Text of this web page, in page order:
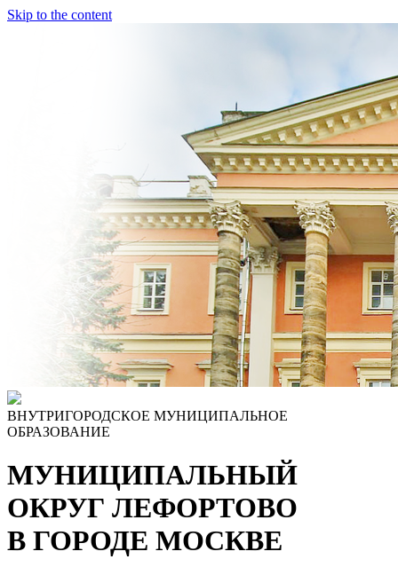
Skip to the content
ВНУТРИГОРОДСКОЕ МУНИЦИПАЛЬНОЕ
ОБРАЗОВАНИЕ
МУНИЦИПАЛЬНЫЙ
ОКРУГ ЛЕФОРТОВО
В ГОРОДЕ МОСКВЕ